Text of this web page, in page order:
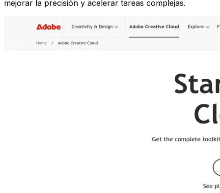
mejorar la precisión y acelerar tareas complejas.